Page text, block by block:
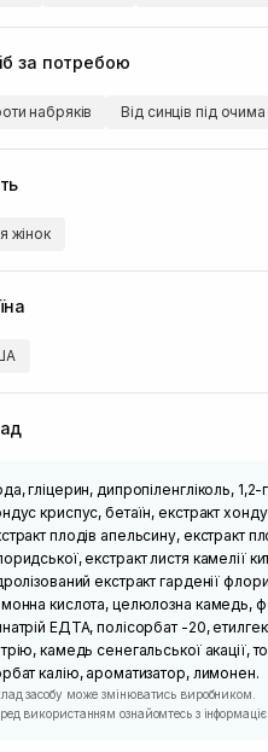
за потребою
набряків Від синців під очима
жінок
гліцерин, дипропіленгліколь,
криспус, бетаїн, екстракт
плодів апельсину, екстракт
екстракт листя камелії
екстракт гарденії
кислота, целюлозна камедь,
ЕДТА, полісорбат -20,
камедь сенегальської акації,
калію, ароматизатор, лимонен.
засобу може змінюватись виробником.
використанням ознайомтесь з